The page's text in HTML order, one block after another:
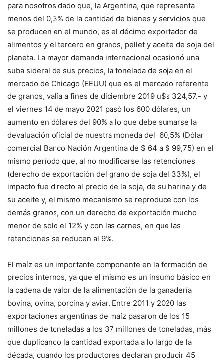
para nosotros dado que, la Argentina, que representa
menos del 0,3% de la cantidad de bienes y servicios que
se producen en el mundo, es el décimo exportador de
alimentos y el tercero en granos, pellet y aceite de soja del
planeta. La mayor demanda internacional ocasionó una
suba sideral de sus precios, la tonelada de soja en el
mercado de Chicago (EEUU) que es el mercado referente
de granos, valía a fines de diciembre 2019 u$s 324,57.- y
el viernes 14 de mayo 2021 pasó los 600 dólares, un
aumento en dólares del 90% a lo que debe sumarse la
devaluación oficial de nuestra moneda del 60,5% (Dólar
comercial Banco Nación Argentina de $ 64 a $ 99,75) en el
mismo período que, al no modificarse las retenciones
(derecho de exportación del grano de soja del 33%), el
impacto fue directo al precio de la soja, de su harina y de
su aceite y, el mismo mecanismo se reproduce con los
demás granos, con un derecho de exportación mucho
menor de solo el 12% y con las carnes, en que las
retenciones se reducen al 9%.
El maíz es un importante componente en la formación de
precios internos, ya que el mismo es un insumo básico en
la cadena de valor de la alimentación de la ganadería
bovina, ovina, porcina y aviar. Entre 2011 y 2020 las
exportaciones argentinas de maíz pasaron de los 15
millones de toneladas a los 37 millones de toneladas, más
que duplicando la cantidad exportada a lo largo de la
década, cuando los productores declaran producir 45